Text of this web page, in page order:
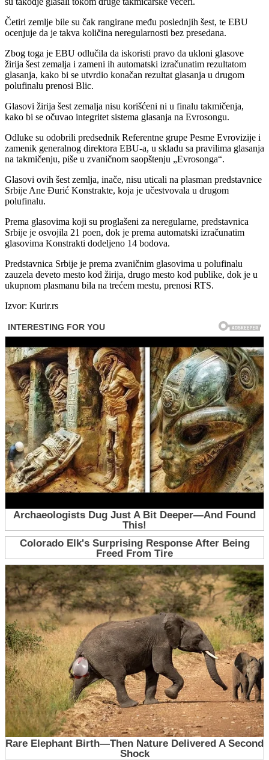
Četiri zemlje bile su čak rangirane među poslednjih šest, te EBU
ocenjuje da je takva količina neregularnosti bez presedana.
Zbog toga je EBU odlučila da iskoristi pravo da ukloni glasove
žirija šest zemalja i zameni ih automatski izračunatim rezultatom
glasanja, kako bi se utvrdio konačan rezultat glasanja u drugom
polufinalu prenosi Blic.
Glasovi žirija šest zemalja nisu korišćeni ni u finalu takmičenja,
kako bi se očuvao integritet sistema glasanja na Evrosongu.
Odluke su odobrili predsednik Referentne grupe Pesme Evrovizije i
zamenik generalnog direktora EBU-a, u skladu sa pravilima glasanja
na takmičenju, piše u zvaničnom saopštenju „Evrosonga“.
Glasovi ovih šest zemlja, inače, nisu uticali na plasman predstavnice
Srbije Ane Đurić Konstrakte, koja je učestvovala u drugom
polufinalu.
Prema glasovima koji su proglašeni za neregularne, predstavnica
Srbije je osvojila 21 poen, dok je prema automatski izračunatim
glasovima Konstrakti dodeljeno 14 bodova.
Predstavnica Srbije je prema zvaničnim glasovima u polufinalu
zauzela deveto mesto kod žirija, drugo mesto kod publike, dok je u
ukupnom plasmanu bila na trećem mestu, prenosi RTS.
Izvor: Kurir.rs